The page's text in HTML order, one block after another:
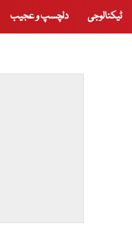
ٹیکنالوجی دلچسپ و عجیب